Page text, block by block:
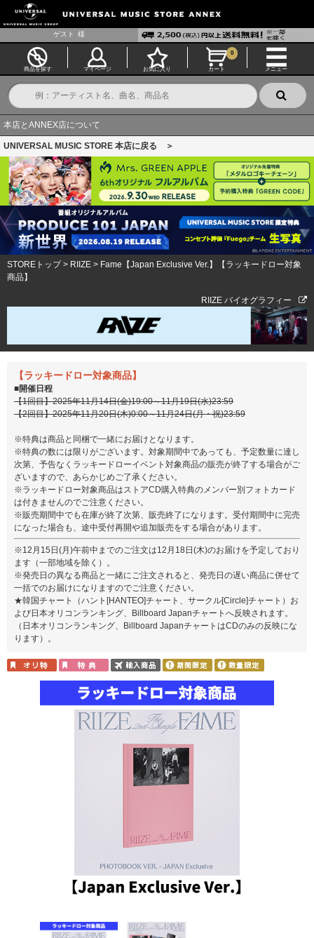
ゲスト 様
商品を探す マイページ お気に入り カート
0
メニュー
本店とANNEX店について
UNIVERSAL MUSIC STORE 本店に戻る ＞
STOREトップ> RIIZE > Fame【Japan Exclusive Ver.】【ラッキードロー対象
商品】
RIIZE バイオグラフィー
【ラッキードロー対象商品】
■開催日程
【1回目】2025年11月14日(金)19:00～11月19日(水)23:59
【2回目】2025年11月20日(木)0:00～11月24日(月・祝)23:59
※特典は商品と同梱で一緒にお届けとなります。
※特典の数には限りがございます。対象期間中であっても、予定数量に達し
次第、予告なくラッキードローイベント対象商品の販売が終了する場合がご
ざいますので、あらかじめご了承ください。
※ラッキードロー対象商品はストアCD購入特典のメンバー別フォトカード
は付きませんのでご注意ください。
※販売期間中でも在庫が終了次第、販売終了になります。受付期間中に完売
になった場合も、途中受付再開や追加販売をする場合があります。
※12月15日(月)午前中までのご注文は12月18日(木)のお届けを予定しており
ます（一部地域を除く）。
※発売日の異なる商品と一緒にご注文されると、発売日の遅い商品に併せて
一括でのお届けになりますのでご注意ください。
★韓国チャート（ハント[HANTEO]チャート、サークル[Circle]チャート）お
よび日本オリコンランキング、Billboard Japanチャートへ反映されます。
（日本オリコンランキング、Billboard JapanチャートはCDのみの反映にな
ります）。